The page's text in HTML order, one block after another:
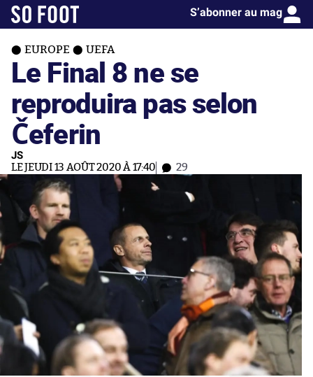
S’abonner au mag
EUROPE UEFA
Le Final 8 ne se
reproduira pas selon
Čeferin
JS
LE JEUDI 13 AOÛT 2020 À 17:40 29